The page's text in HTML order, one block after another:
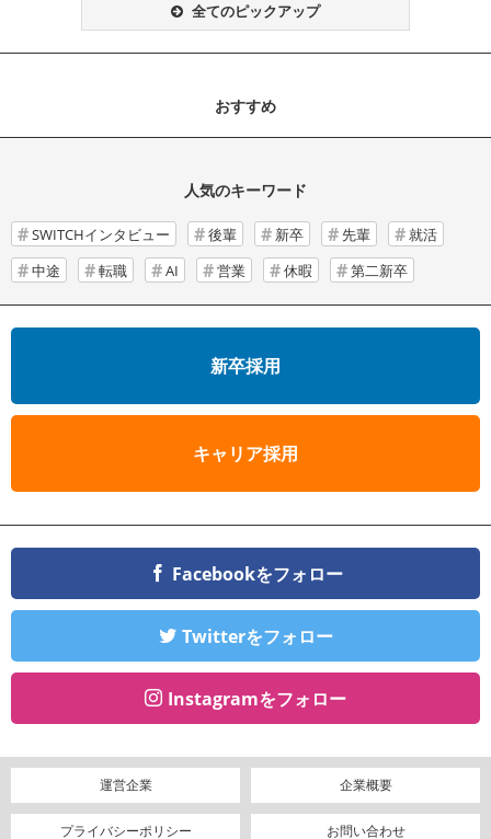
全てのピックアップ
おすすめ
人気のキーワード
SWITCHインタビュー 後輩 新卒 先輩
就活
中途
転職 AI 営業 休暇 第二新卒
新卒採用
キャリア採用
Facebookをフォロー
Twitterをフォロー
Instagramをフォロー
運営企業 企業概要
プライバシーポリシー お問い合わせ